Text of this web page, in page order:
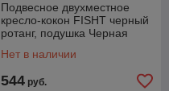
Подвесное двухместное
кресло-кокон FISHT черный
ротанг, подушка Черная
Нет в наличии
544 руб.